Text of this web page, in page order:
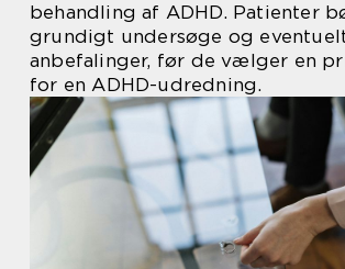
behandling af ADHD. Patienter
grundigt undersøge og
anbefalinger, før de vælger en
for en ADHD-udredning.